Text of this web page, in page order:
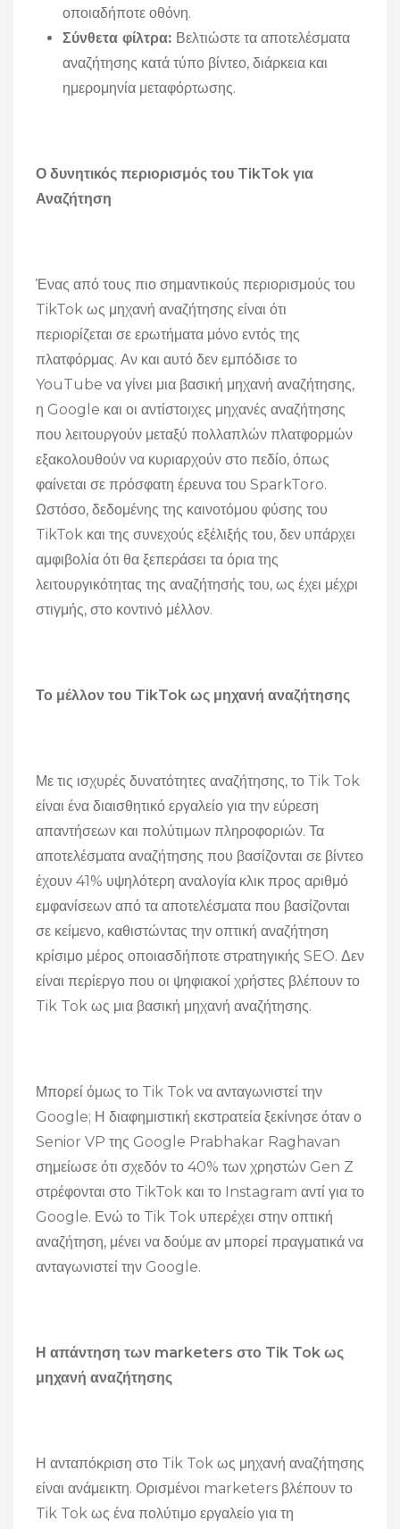
οποιαδήποτε οθόνη.
Σύνθετα φίλτρα: Βελτιώστε τα αποτελέσματα
αναζήτησης κατά τύπο βίντεο, διάρκεια και
ημερομηνία μεταφόρτωσης.
Ο δυνητικός περιορισμός του TikTok για
Αναζήτηση
Ένας από τους πιο σημαντικούς περιορισμούς του
TikTok ως μηχανή αναζήτησης είναι ότι
περιορίζεται σε ερωτήματα μόνο εντός της
πλατφόρμας. Αν και αυτό δεν εμπόδισε το
YouTube να γίνει μια βασική μηχανή αναζήτησης,
η Google και οι αντίστοιχες μηχανές αναζήτησης
που λειτουργούν μεταξύ πολλαπλών πλατφορμών
εξακολουθούν να κυριαρχούν στο πεδίο, όπως
φαίνεται σε πρόσφατη έρευνα του SparkToro.
Ωστόσο, δεδομένης της καινοτόμου φύσης του
TikTok και της συνεχούς εξέλιξής του, δεν υπάρχει
αμφιβολία ότι θα ξεπεράσει τα όρια της
λειτουργικότητας της αναζήτησής του, ως έχει μέχρι
στιγμής, στο κοντινό μέλλον.
Το μέλλον του TikTok ως μηχανή αναζήτησης
Με τις ισχυρές δυνατότητες αναζήτησης, το Tik Tok
είναι ένα διαισθητικό εργαλείο για την εύρεση
απαντήσεων και πολύτιμων πληροφοριών. Τα
αποτελέσματα αναζήτησης που βασίζονται σε βίντεο
έχουν 41% υψηλότερη αναλογία κλικ προς αριθμό
εμφανίσεων από τα αποτελέσματα που βασίζονται
σε κείμενο, καθιστώντας την οπτική αναζήτηση
κρίσιμο μέρος οποιασδήποτε στρατηγικής SEO. Δεν
είναι περίεργο που οι ψηφιακοί χρήστες βλέπουν το
Tik Tok ως μια βασική μηχανή αναζήτησης.
Μπορεί όμως το Tik Tok να ανταγωνιστεί την
Google; Η διαφημιστική εκστρατεία ξεκίνησε όταν ο
Senior VP της Google Prabhakar Raghavan
σημείωσε ότι σχεδόν το 40% των χρηστών Gen Z
στρέφονται στο TikTok και το Instagram αντί για το
Google. Ενώ το Tik Tok υπερέχει στην οπτική
αναζήτηση, μένει να δούμε αν μπορεί πραγματικά να
ανταγωνιστεί την Google.
Η απάντηση των marketers στο Tik Tok ως
μηχανή αναζήτησης
Η ανταπόκριση στο Tik Tok ως μηχανή αναζήτησης
είναι ανάμεικτη. Ορισμένοι marketers βλέπουν το
Tik Tok ως ένα πολύτιμο εργαλείο για τη